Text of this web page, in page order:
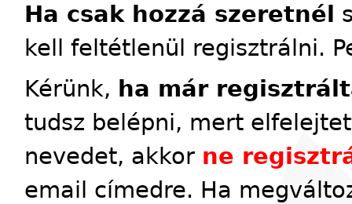
Ha csak hozzá szeretnél
kell feltétlenül regisztrálni.
Kérünk, ha már
tudsz belépni, mert
nevedet, akkor ne
email címedre. Ha